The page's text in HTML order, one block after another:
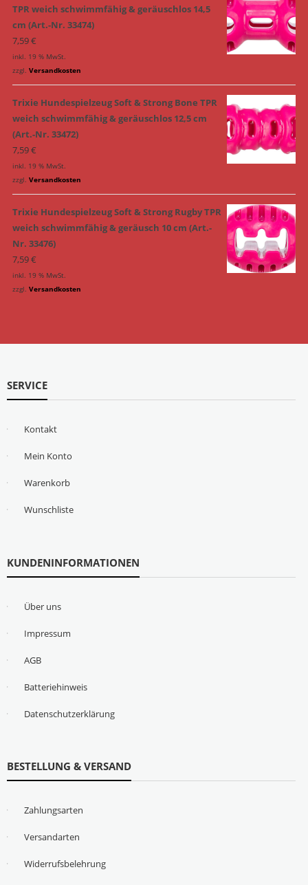
TPR weich schwimmfähig & geräuschlos 14,5
cm (Art.-Nr. 33474)
7,59€
inkl. 19 % MwSt.
zzgl. Versandkosten
Trixie Hundespielzeug Soft & Strong Bone TPR
weich schwimmfähig & geräuschlos 12,5 cm
(Art.-Nr. 33472)
7,59€
inkl. 19 % MwSt.
zzgl. Versandkosten
Trixie Hundespielzeug Soft & Strong Rugby TPR
weich schwimmfähig & geräusch 10 cm (Art.-
Nr. 33476)
7,59€
inkl. 19 % MwSt.
zzgl. Versandkosten
SERVICE
Kontakt
Mein Konto
Warenkorb
Wunschliste
KUNDENINFORMATIONEN
Über uns
Impressum
AGB
Batteriehinweis
Datenschutzerklärung
BESTELLUNG & VERSAND
Zahlungsarten
Versandarten
Widerrufsbelehrung